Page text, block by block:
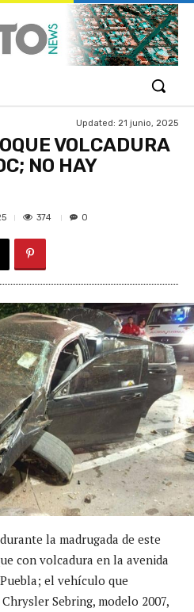
Updated: 21 junio, 2025
VOLCADURA
NO HAY
374 0
la madrugada de este
con volcadura en la avenida
el vehículo que
Sebring, modelo 2007,